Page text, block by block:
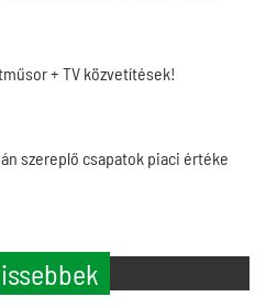
+ TV közvetítések!
szereplő csapatok piaci értéke